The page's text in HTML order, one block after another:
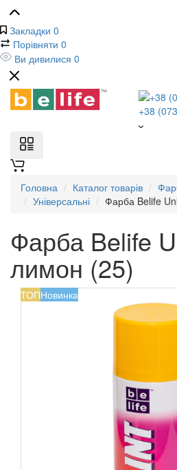
Закладки 0
Порівняти 0
Ви дивилися 0
+38
Головна Каталог товарів
Універсальні
Фарба Belife
Фарба Belife
лимон (25)
ТОПНовинка